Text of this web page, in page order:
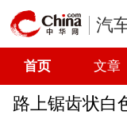
汽
首页 文章
路上锯齿状白